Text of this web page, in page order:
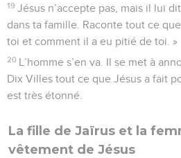
19 Jésus n’accepte pas, mais il lui
dans ta famille. Raconte tout ce
toi et comment il a eu pitié de toi. »
20 L’homme s’en va. Il se met à
Dix Villes tout ce que Jésus a fait
est très étonné.
La fille de Jaïrus et la
vêtement de Jésus